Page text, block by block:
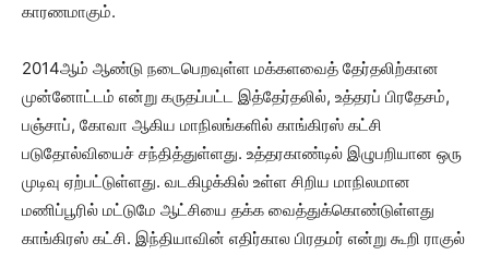
காரணமாகும்.
2014ஆம் ஆண்டு நடைபெறவுள்ள மக்களவைத் தேர்தலிற்கான
முன்னோட்டம் என்று கருதப்பட்ட இத்தேர்தலில், உத்தரப் பிரதேசம்,
பஞ்சாப், கோவா ஆகிய மாநிலங்களில் காங்கிரஸ் கட்சி
படுதோல்வியைச் சந்தித்துள்ளது. உத்தரகாண்டில் இழுபறியான ஒரு
முடிவு ஏற்பட்டுள்ளது. வடகிழக்கில் உள்ள சிறிய மாநிலமான
மணிப்பூரில் மட்டுமே ஆட்சியை தக்க வைத்துக்கொண்டுள்ளது
காங்கிரஸ் கட்சி. இந்தியாவின் எதிர்கால பிரதமர் என்று கூறி ராகுல்